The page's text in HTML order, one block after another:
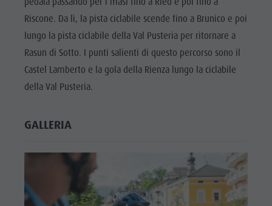
Riscone. Da lì, la pista ciclabile scende fino a Brunico e poi
lungo la pista ciclabile della Val Pusteria per ritornare a
Rasun di Sotto. I punti salienti di questo percorso sono il
Castel Lamberto e la gola della Rienza lungo la ciclabile
della Val Pusteria.
GALLERIA